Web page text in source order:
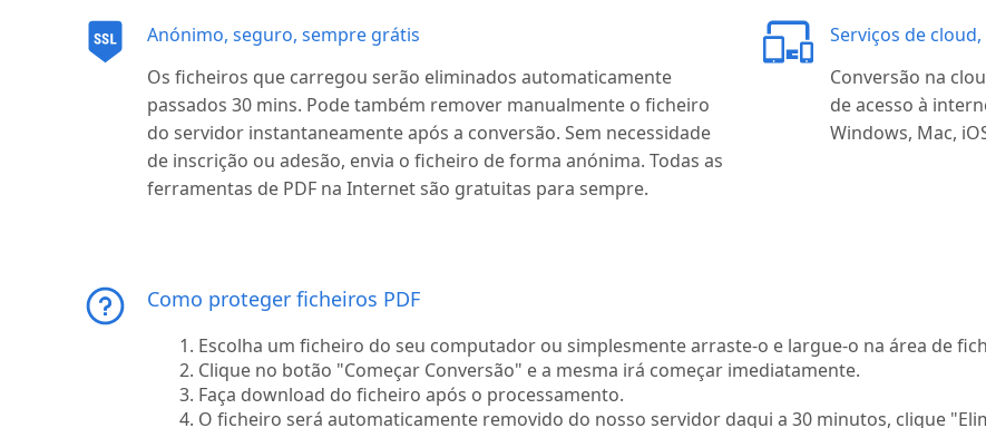
Anónimo, seguro, sempre grátis
Os ficheiros que carregou serão eliminados automaticamente
passados 30 mins. Pode também remover manualmente o ficheiro
do servidor instantaneamente após a conversão. Sem necessidade
de inscrição ou adesão, envia o ficheiro de forma anónima. Todas as
ferramentas de PDF na Internet são gratuitas para sempre.
Serviços de
Conversão na
de acesso à
Windows, Mac,
Como proteger ficheiros PDF
Escolha um ficheiro do seu computador ou simplesmente arraste-o e largue-o na área de
Clique no botão "Começar Conversão" e a mesma irá começar imediatamente.
Faça download do ficheiro após o processamento.
O ficheiro será automaticamente removido do nosso servidor daqui a 30 minutos, clique